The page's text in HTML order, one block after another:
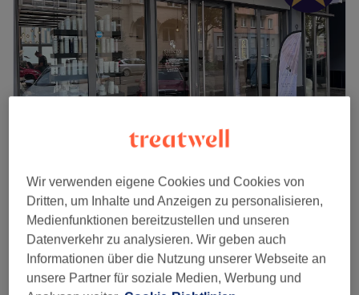
Shinzo
4,9
498 Bewertungen
Belgisches Viertel, Köln
Auf Karte anzeigen
Shinzo Women's Signature Glow Design
– Damen Ombré, Sombré (Paket)
2 Std. 5 Min. - 3 Std. 20 Min.
ab 256,33 €
Wir verwenden eigene Cookies und Cookies von
Dritten, um Inhalte und Anzeigen zu personalisieren,
Medienfunktionen bereitzustellen und unseren
Datenverkehr zu analysieren. Wir geben auch
Informationen über die Nutzung unserer Webseite an
unsere Partner für soziale Medien, Werbung und